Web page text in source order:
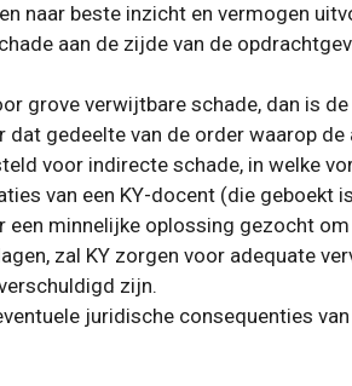
naar beste inzicht en vermogen
aan de zijde van de
grove verwijtbare schade, dan is
gedeelte van de order waarop
voor indirecte schade, in welke
van een KY-docent (die
minnelijke oplossing gezocht
zal KY zorgen voor adequate
zijn.
juridische consequenties